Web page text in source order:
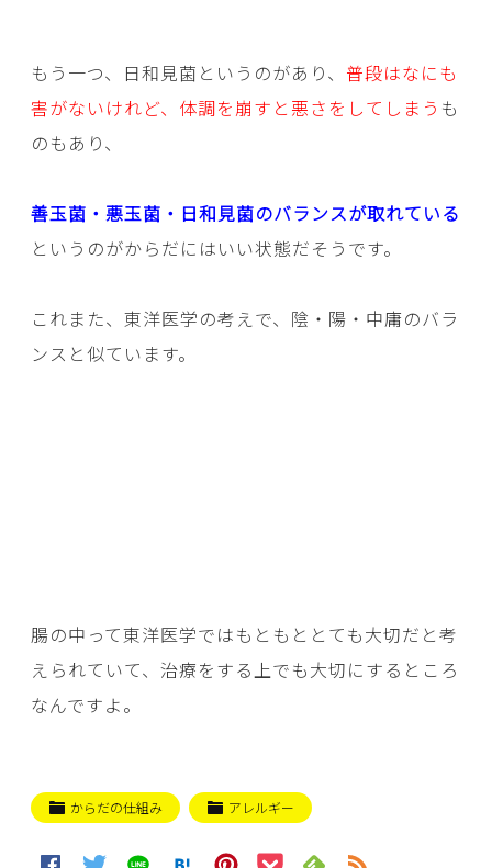
もう一つ、日和見菌というのがあり、 普段はなにも
害がないけれど、体調を崩すと悪さをしてしまう も
のもあり、
善玉菌・悪玉菌・日和見菌のバランスが取れている
というのがからだにはいい状態だそうです。
これまた、東洋医学の考えで、陰・陽・中庸のバラ
ンスと似ています。
腸の中って東洋医学ではもともととても大切だと考
えられていて、治療をする上でも大切にするところ
なんですよ。
からだの仕組み アレルギー